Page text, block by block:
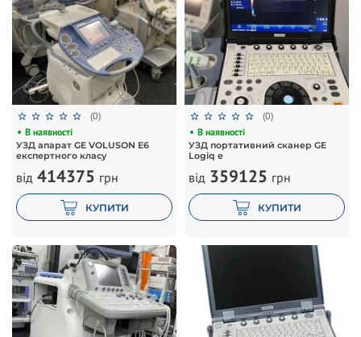
(0)
В наявності
УЗД апарат GE VOLUSON E6
експертного класу
від 414375 грн
КУПИТИ
(0)
В наявності
УЗД портативний сканер GE
Logiq e
від 359125 грн
КУПИТИ